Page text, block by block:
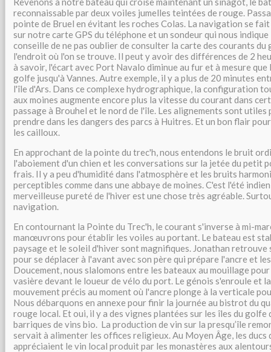
reconnaissable par deux voiles jumelles teintées de rouge.
pointe de Bruel en évitant les roches Colas. La navigation se fait
sur notre carte GPS du téléphone et un sondeur qui nous indique
conseille de ne pas oublier de consulter la carte des courants
l'endroit où l'on se trouve. Il peut y avoir des différences de 2
à savoir, l'écart avec Port Navalo diminue au fur et à mesure que
golfe jusqu'à Vannes. Autre exemple, il y a plus de 20 minutes
l'île d'Ars. Dans ce complexe hydrographique, la configuration
aux moines augmente encore plus la vitesse du courant dans
passage à Brouhel et le nord de l'île. Les alignements sont utiles
prendre dans les dangers des parcs à Huitres. Et un bon flair
les cailloux.
En approchant de la pointe du trec'h, nous entendons le bruit
l'aboiement d'un chien et les conversations sur la jetée du petit
frais. Il y a peu d'humidité dans l'atmosphère et les bruits
perceptibles comme dans une abbaye de moines. C'est l'été
merveilleuse pureté de l'hiver est une chose très agréable.
navigation.
En contournant la Pointe du Trec'h, le courant s'inverse à mi-
manœuvrons pour établir les voiles au portant. Le bateau est
paysage et le soleil d'hiver sont magnifiques. Jonathan
pour se déplacer à l'avant avec son père qui prépare l'ancre et
Doucement, nous slalomons entre les bateaux au mouillage
vasière devant le loueur de vélo du port. Le génois s'enroule et
mouvement précis au moment où l'ancre plonge à la verticale
Nous débarquons en annexe pour finir la journée au bistrot du
rouge local. Et oui, il y a des vignes plantées sur les îles du golfe
barriques de vins bio. La production de vin sur la presqu’île
servait à alimenter les offices religieux. Au Moyen Âge, les ducs
appréciaient le vin local produit par les monastères aux